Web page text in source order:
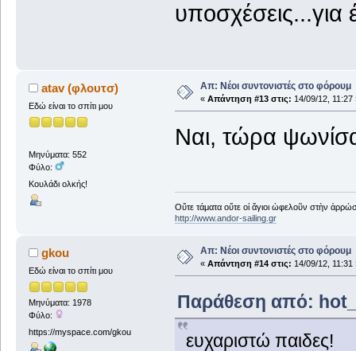
atav (φλουτσ)
Εδώ είναι το σπίτι μου
Μηνύματα: 552
Φύλο:
Κουλάδι ολκής!
Απ: Νέοι συντονιστές στο φόρουμ
« Απάντηση #13 στις: 14/09/12, 11:27
Ναι, τώρα
Οὔτε τάματα οὔτε οἱ ἅγιοι ὠφελοῦν στὴν
http://www.andor-sailing.gr
gkou
Εδώ είναι το σπίτι μου
Μηνύματα: 1978
Φύλο:
https://myspace.com/gkou
Απ: Νέοι συντονιστές στο φόρουμ
« Απάντηση #14 στις: 14/09/12, 11:31
Παράθεση από:
ευχαριστώ παιδες!